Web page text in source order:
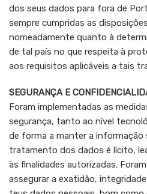
dos seus dados para fora de
sempre cumpridas as
nomeadamente quanto à
de tal país no que respeita à
aos requisitos aplicáveis a tais
SEGURANÇA E
Foram implementadas as
segurança, tanto ao nível
de forma a manter a informação
tratamento dos dados é lícito,
às finalidades autorizadas.
assegurar a exatidão,